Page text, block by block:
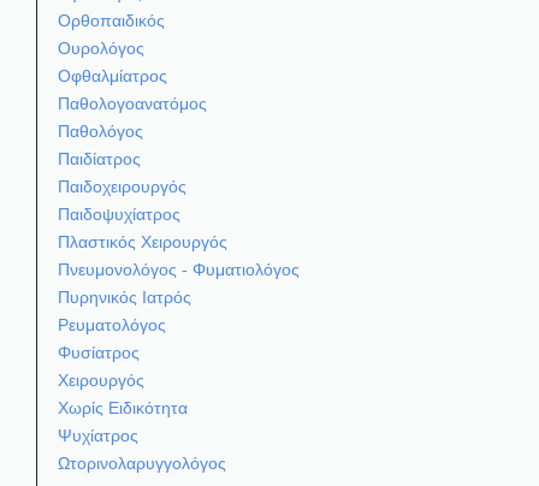
Ορθοπαιδικός
Ουρολόγος
Οφθαλμίατρος
Παθολογοανατόμος
Παθολόγος
Παιδίατρος
Παιδοχειρουργός
Παιδοψυχίατρος
Πλαστικός Χειρουργός
Πνευμονολόγος - Φυματιολόγος
Πυρηνικός Ιατρός
Ρευματολόγος
Φυσίατρος
Χειρουργός
Χωρίς Ειδικότητα
Ψυχίατρος
Ωτορινολαρυγγολόγος